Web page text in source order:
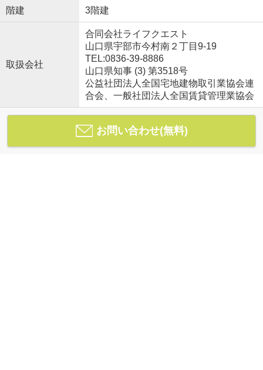
階建 3階建
取扱会社
合同会社ライフクエスト
山口県宇部市今村南２丁目9-19
TEL:0836-39-8886
山口県知事 (3) 第3518号
公益社団法人全国宅地建物取引業協会連
合会、一般社団法人全国賃貸管理業協会
お問い合わせ(無料)